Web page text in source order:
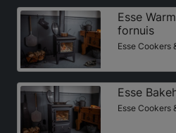
Esse
fornuis
Esse Cookers
Esse
Esse Cookers